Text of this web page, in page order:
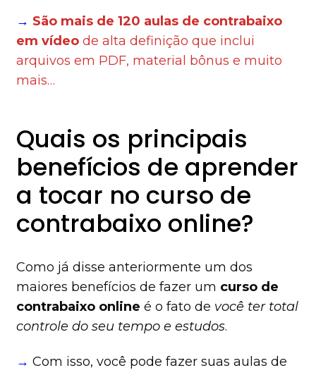
→ São mais de 120 aulas de contrabaixo
em vídeo de alta definição que inclui
arquivos em PDF, material bônus e muito
mais…
Quais os principais
benefícios de aprender
a tocar no curso de
contrabaixo online?
Como já disse anteriormente um dos
maiores benefícios de fazer um curso de
contrabaixo online é o fato de você ter total
controle do seu tempo e estudos.
→ Com isso, você pode fazer suas aulas de